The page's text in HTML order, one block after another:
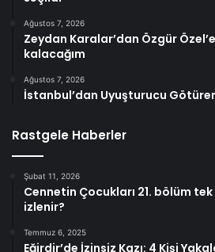
Ağustos 7, 2026
Zeydan Karalar’dan Özgür
kalacağım
Ağustos 7, 2026
İstanbul’dan Uyuşturucu
Rastgele Haberler
Şubat 11, 2026
Cennetin Çocukları 21. bölüm
izlenir?
Temmuz 6, 2025
Eğirdir’de İzinsiz Kazı: 4 Kişi